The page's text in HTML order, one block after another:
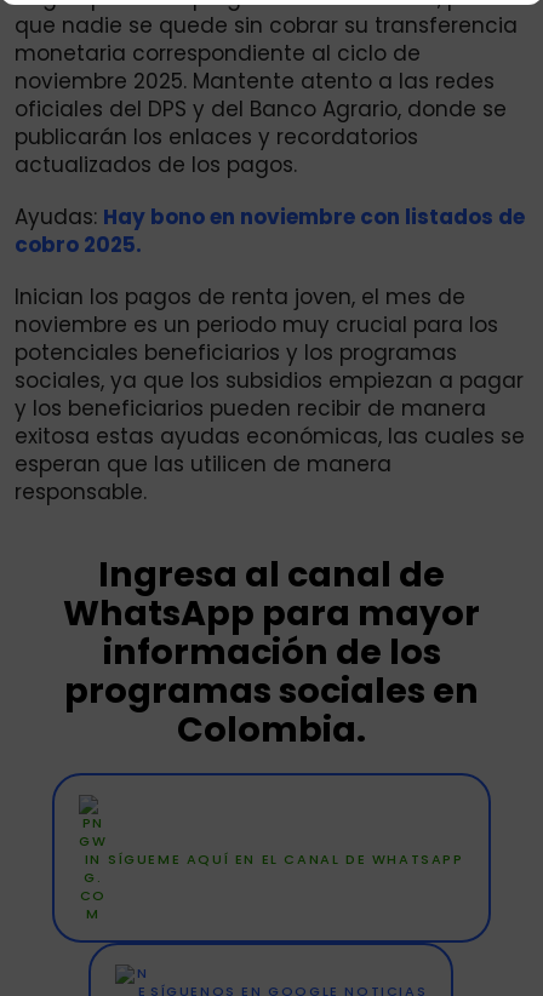
que nadie se quede sin cobrar su transferencia
monetaria correspondiente al ciclo de
noviembre 2025. Mantente atento a las redes
oficiales del DPS y del Banco Agrario, donde se
publicarán los enlaces y recordatorios
actualizados de los pagos.
Ayudas: Hay bono en noviembre con listados de
cobro 2025.
Inician los pagos de renta joven, el mes de
noviembre es un periodo muy crucial para los
potenciales beneficiarios y los programas
sociales, ya que los subsidios empiezan a pagar
y los beneficiarios pueden recibir de manera
exitosa estas ayudas económicas, las cuales se
esperan que las utilicen de manera
responsable.
Ingresa al canal de
WhatsApp para mayor
información de los
programas sociales en
Colombia.
SÍGUEME AQUÍ EN EL CANAL DE WHATSAPP
SÍGUENOS EN GOOGLE NOTICIAS